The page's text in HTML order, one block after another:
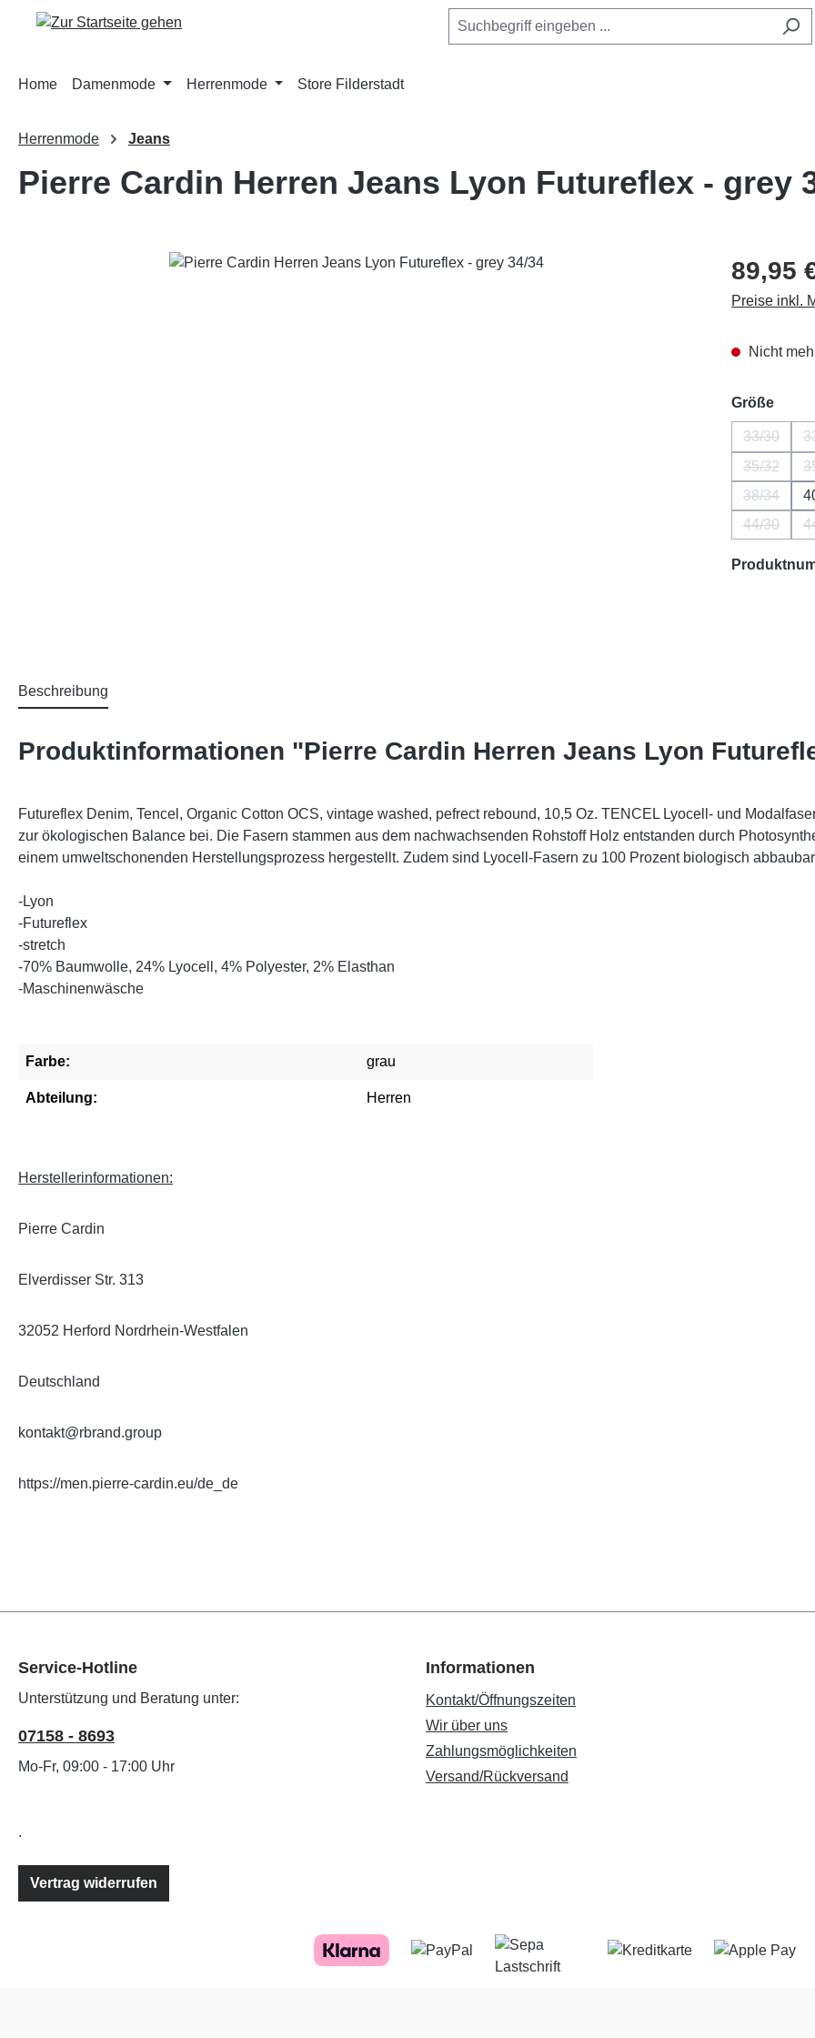
Hauptinhalt springen
Zur Suche springen
Zur Hauptnavigation springen
Home Damenmode Herrenmode Store Filderstadt
Herrenmode Jeans
Pierre Cardin Herren Jeans Lyon Futureflex - grey
Bildergalerie überspringen 89,95
Preise inkl.
Nicht
Größe
33/30
35/32
(Diese
38/34
(Diese
44/30
(Diese
Beschreibung
Produktinformationen "Pierre Cardin Herren Jeans Lyon
Futureflex Denim, Tencel, Organic Cotton OCS, vintage washed, pefrect rebound, 10,5 Oz. TENCEL Lyocell- und
zur ökologischen Balance bei. Die Fasern stammen aus dem nachwachsenden Rohstoff Holz entstanden durch
einem umweltschonenden Herstellungsprozess hergestellt. Zudem sind Lyocell-Fasern zu 100 Prozent biologisch
-Lyon
-Futureflex
-stretch
-70% Baumwolle, 24% Lyocell, 4% Polyester, 2% Elasthan
-Maschinenwäsche
Farbe: grau
Abteilung: Herren
Herstellerinformationen:
Pierre Cardin
Elverdisser Str. 313
32052 Herford Nordrhein-Westfalen
Deutschland
kontakt@rbrand.group
https://men.pierre-cardin.eu/de_de
Service-Hotline
Unterstützung und Beratung unter:
07158 - 8693
Mo-Fr, 09:00 - 17:00 Uhr
.
Vertrag widerrufen
Informationen
Kontakt/Öffnungszeiten
Wir über uns
Zahlungsmöglichkeiten
Versand/Rückversand